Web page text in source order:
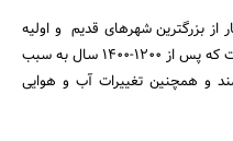
با مساحت بیش از 150 هکتار از بزرگترین شهرهای قدیم و اولیه
فلات بزرگ ایران با حدود 5200 قدمت است که پس از 1200-1400 سال به سبب
و همچنین تغییرات آب و هوایی